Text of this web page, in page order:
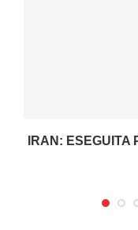
IRAN: ESEGUITA